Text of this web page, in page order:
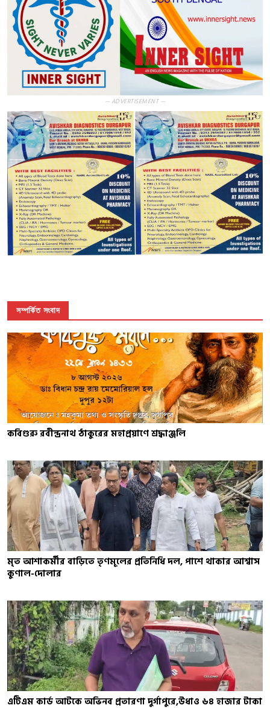
— ADVERTISEMENT —
সম্পর্কিত সংবাদ
কবিগুরু রবীন্দ্রনাথ ঠাকুরের মহাপ্রয়াণে শ্রদ্ধাঞ্জলি
মৃত আশাকর্মীর বাড়িতে তৃণমূলের প্রতিনিধি দল, পাশে থাকার আশ্বাস
কুণাল-দোলার
এটিএম কার্ড আটকে অভিনব প্রতারণা দুর্গাপুরে,উধাও ৬৪ হাজার টাকা